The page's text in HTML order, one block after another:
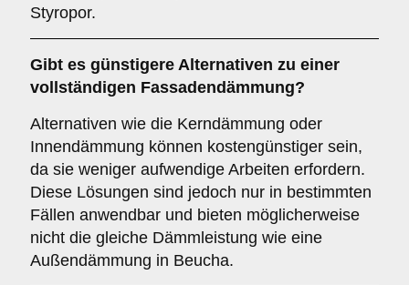
Styropor.
Gibt es günstigere Alternativen zu einer
vollständigen Fassadendämmung?
Alternativen wie die Kerndämmung oder
Innendämmung können kostengünstiger sein,
da sie weniger aufwendige Arbeiten erfordern.
Diese Lösungen sind jedoch nur in bestimmten
Fällen anwendbar und bieten möglicherweise
nicht die gleiche Dämmleistung wie eine
Außendämmung in Beucha.